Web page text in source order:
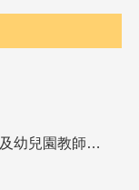
教育部高中等以下學校及幼兒園教師資格檢定考試